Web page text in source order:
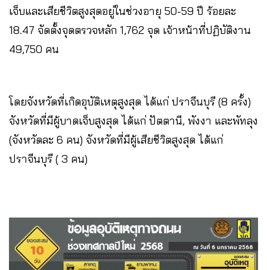
เจ็บและเสียชีวิตสูงสุดอยู่ในช่วงอายุ 50-59 ปี ร้อยละ
18.47 จัดตั้งจุดตรวจหลัก 1,762 จุด เจ้าหน้าที่ปฏิบัติงาน
49,750 คน
โดยจังหวัดที่เกิดอุบัติเหตุสูงสุด ได้แก่ ปราจีนบุรี (8 ครั้ง)
จังหวัดที่มีผู้บาดเจ็บสูงสุด ได้แก่ ปัตตานี, พังงา และพัทลุง
(จังหวัดละ 6 คน) จังหวัดที่มีผู้เสียชีวิตสูงสุด ได้แก่
ปราจีนบุรี ( 3 คน)